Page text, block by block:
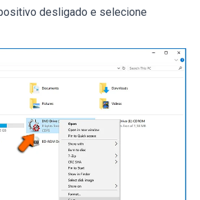
desligado e selecione